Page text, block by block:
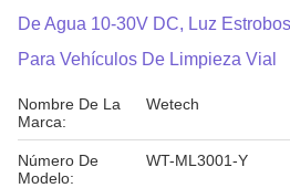
De Agua 10-30V DC, Luz
Para Vehículos De Limpieza Vial
Nombre De La
Marca:
Wetech
Número De
Modelo:
WT-ML3001-Y